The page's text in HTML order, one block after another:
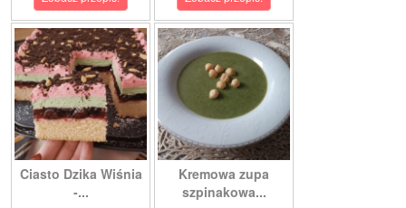
Ciasto Dzika Wiśnia
-...
Kremowa zupa
szpinakowa...